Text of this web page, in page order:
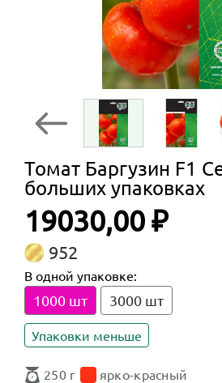
Томат Баргузин F1
больших упаковках
19030,00 ₽
952
В одной упаковке:
1000 шт 3000 шт
Упаковки меньше
250 г
ярко-красный